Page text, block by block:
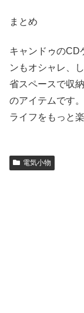
まとめ
キャンドゥのCD
ンもオシャレ、
省スペースで収
のアイテムです
ライフをもっと
電気小物